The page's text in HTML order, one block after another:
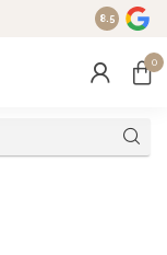
Dé
8.5
0